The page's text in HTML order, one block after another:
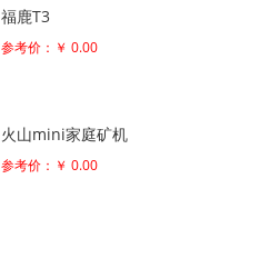
福鹿T3
参考价：￥ 0.00
火山mini家庭矿机
参考价：￥ 0.00